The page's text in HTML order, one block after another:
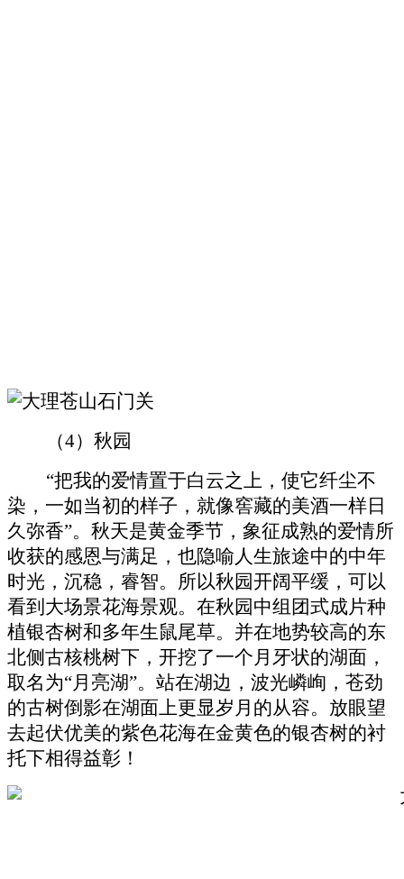
（4）秋园
“把我的爱情置于白云之上，使它纤尘不
染，一如当初的样子，就像窖藏的美酒一样日
久弥香”。秋天是黄金季节，象征成熟的爱情所
收获的感恩与满足，也隐喻人生旅途中的中年
时光，沉稳，睿智。所以秋园开阔平缓，可以
看到大场景花海景观。在秋园中组团式成片种
植银杏树和多年生鼠尾草。并在地势较高的东
北侧古核桃树下，开挖了一个月牙状的湖面，
取名为“月亮湖”。站在湖边，波光嶙峋，苍劲
的古树倒影在湖面上更显岁月的从容。放眼望
去起伏优美的紫色花海在金黄色的银杏树的衬
托下相得益彰！